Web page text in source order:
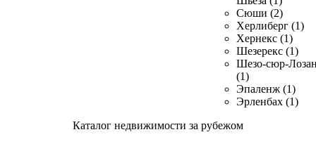
Сюши (2)
Херлиберг (1)
Хернекс (1)
Шезерекс (1)
Шезо-сюр-
(1)
Эпаленж (1)
Эрленбах (1)
Каталог недвижимости за рубежом